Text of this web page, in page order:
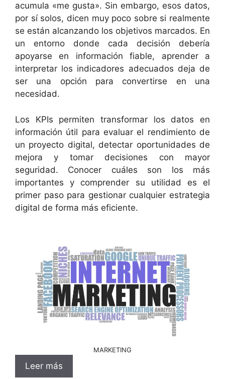
acumula «me gusta». Sin embargo, esos datos,
por sí solos, dicen muy poco sobre si realmente
se están alcanzando los objetivos marcados. En
un entorno donde cada decisión debería
apoyarse en información fiable, aprender a
interpretar los indicadores adecuados deja de
ser una opción para convertirse en una
necesidad.
Los KPIs permiten transformar los datos en
información útil para evaluar el rendimiento de
un proyecto digital, detectar oportunidades de
mejora y tomar decisiones con mayor
seguridad. Conocer cuáles son los más
importantes y comprender su utilidad es el
primer paso para gestionar cualquier estrategia
digital de forma más eficiente.
MARKETING
Leer más